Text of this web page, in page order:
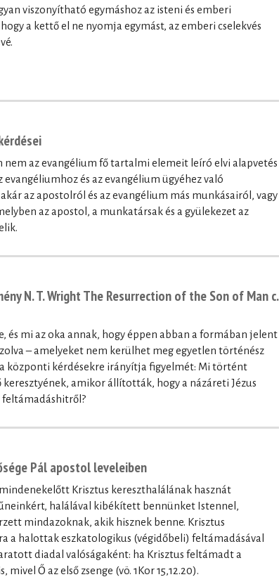
viszonyítható egymáshoz az isteni és emberi
a kettő el ne nyomja egymást, az emberi cselekvés
az evangélium fő tartalmi elemeit leíró elvi alapvetés
és az evangélium ügyéhez való
az apostolról és az evangélium más munkásairól, vagy
az apostol, a munkatársak és a gyülekezet az
N. T. Wright The Resurrection of the Son of Man c.
és mi az oka annak, hogy éppen abban a formában jelent
– amelyeket nem kerülhet meg egyetlen történész
központi kérdésekre irányítja figyelmét: Mi történt
amikor állították, hogy a názáreti Jézus
Pál apostol leveleiben
Krisztus kereszthalálának hasznát
halálával kibékített bennünket Istennel,
mindazoknak, akik hisznek benne. Krisztus
a halottak eszkatologikus (végidőbeli) feltámadásával
diadal valóságaként: ha Krisztus feltámadt a
Ő az első zsenge (vö. 1Kor 15,12.20).